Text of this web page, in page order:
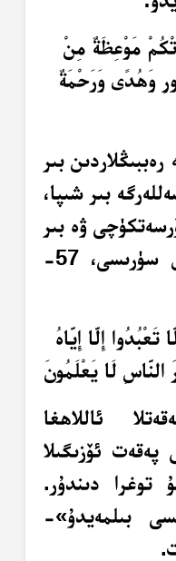
مَوْعِظَةٌ مِنْ
وَهُدًى وَرَحْمَةٌ
بىر
بىر شىپا،
ۋە بىر
رەھمەت كەلدى»- يۇنۇس سۈرىسى، 57-
تَعْبُدُوا إِلَّا إِيَّاهُ
النَّاسِ لَا يَعْلَمُونَ
ئاللاھغا
پەقەت ئۆزىگىلا
توغرا دىندۇر.
بىلمەيدۇ»-